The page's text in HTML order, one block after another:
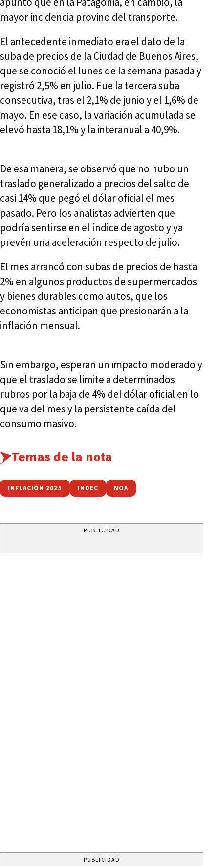
mayor incidencia provino del transporte.
El antecedente inmediato era el dato de la
suba de precios de la Ciudad de Buenos Aires,
que se conoció el lunes de la semana pasada y
registró 2,5% en julio. Fue la tercera suba
consecutiva, tras el 2,1% de junio y el 1,6% de
mayo. En ese caso, la variación acumulada se
elevó hasta 18,1% y la interanual a 40,9%.
De esa manera, se observó que no hubo un
traslado generalizado a precios del salto de
casi 14% que pegó el dólar oficial el mes
pasado. Pero los analistas advierten que
podría sentirse en el índice de agosto y ya
prevén una aceleración respecto de julio.
El mes arrancó con subas de precios de hasta
2% en algunos productos de supermercados
y bienes durables como autos, que los
economistas anticipan que presionarán a la
inflación mensual.
Sin embargo, esperan un impacto moderado y
que el traslado se limite a determinados
rubros por la baja de 4% del dólar oficial en lo
que va del mes y la persistente caída del
consumo masivo.
Temas de la nota
INFLACIÓN 2025 INDEC NOA
PUBLICIDAD
PUBLICIDAD